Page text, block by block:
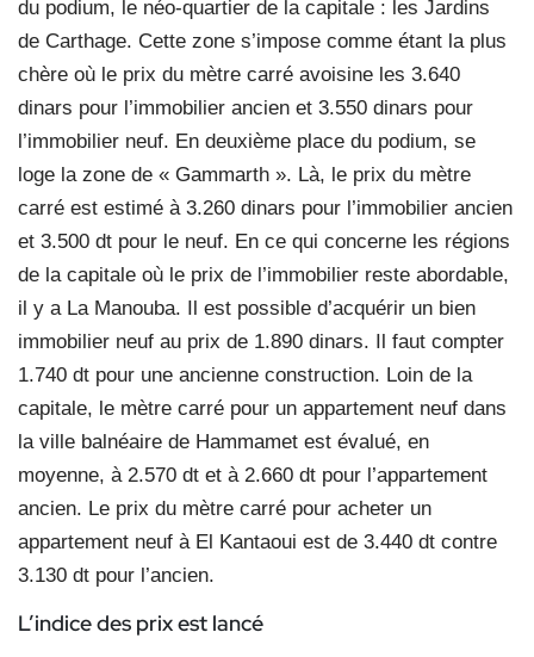
du podium, le néo-quartier de la capitale : les Jardins
de Carthage. Cette zone s’impose comme étant la plus
chère où le prix du mètre carré avoisine les 3.640
dinars pour l’immobilier ancien et 3.550 dinars pour
l’immobilier neuf. En deuxième place du podium, se
loge la zone de « Gammarth ». Là, le prix du mètre
carré est estimé à 3.260 dinars pour l’immobilier ancien
et 3.500 dt pour le neuf. En ce qui concerne les régions
de la capitale où le prix de l’immobilier reste abordable,
il y a La Manouba. Il est possible d’acquérir un bien
immobilier neuf au prix de 1.890 dinars. Il faut compter
1.740 dt pour une ancienne construction. Loin de la
capitale, le mètre carré pour un appartement neuf dans
la ville balnéaire de Hammamet est évalué, en
moyenne, à 2.570 dt et à 2.660 dt pour l’appartement
ancien. Le prix du mètre carré pour acheter un
appartement neuf à El Kantaoui est de 3.440 dt contre
3.130 dt pour l’ancien.
L’indice des prix est lancé